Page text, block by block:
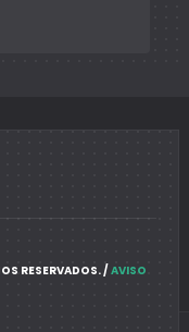
RESERVADOS. / AVISO